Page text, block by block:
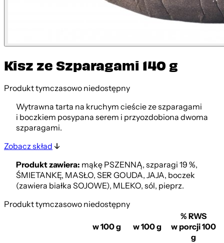
Kisz ze Szparagami 140 g
Produkt tymczasowo niedostępny
Wytrawna tarta na kruchym cieście ze szparagami
i boczkiem posypana serem i przyozdobiona dwoma
szparagami.
Zobacz skład
Produkt zawiera: mąkę PSZENNĄ, szparagi 19 %,
ŚMIETANKĘ, MASŁO, SER GOUDA, JAJA, boczek
(zawiera białka SOJOWE), MLEKO, sól, pieprz.
Produkt tymczasowo niedostępny
w 100 g w 100 g
% RWS
w porcji 100
g